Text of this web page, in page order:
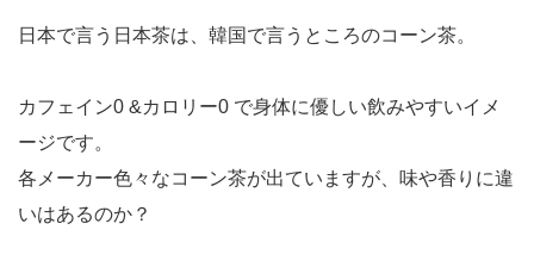
日本で言う日本茶は、韓国で言うところのコーン茶。
カフェイン0 &カロリー0 で身体に優しい飲みやすいイメ
ージです。
各メーカー色々なコーン茶が出ていますが、味や香りに違
いはあるのか？